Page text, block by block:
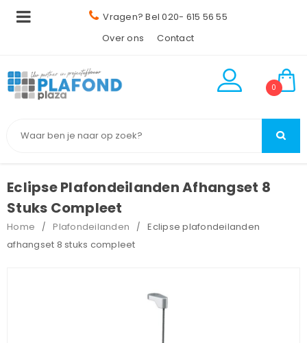
Vragen? Bel 020- 615 56 55
Over ons
Contact
0
Eclipse Plafondeilanden Afhangset 8
Stuks Compleet
Home / Plafondeilanden /
Eclipse plafondeilanden
afhangset 8 stuks compleet